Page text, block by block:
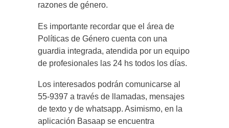
razones de género.
Es importante recordar que el área de
Políticas de Género cuenta con una
guardia integrada, atendida por un equipo
de profesionales las 24 hs todos los días.
Los interesados podrán comunicarse al
55-9397 a través de llamadas, mensajes
de texto y de whatsapp. Asimismo, en la
aplicación Basaap se encuentra